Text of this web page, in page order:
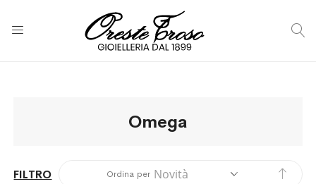
Omega
FILTRO Ordina per